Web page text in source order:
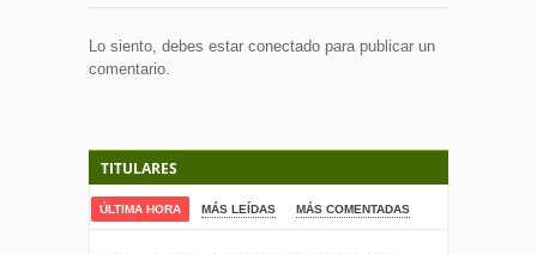
Lo siento, debes estar conectado para publicar un
comentario.
TITULARES
ÚLTIMA HORA MÁS LEÍDAS MÁS COMENTADAS